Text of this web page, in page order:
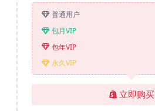
普通用户
包月VIP
包年VIP
永久VIP
立即购买